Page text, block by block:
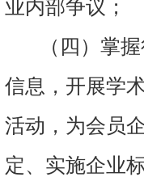
业内部争议；
（四）掌
信息，开展学
活动，为会员
定、实施企业